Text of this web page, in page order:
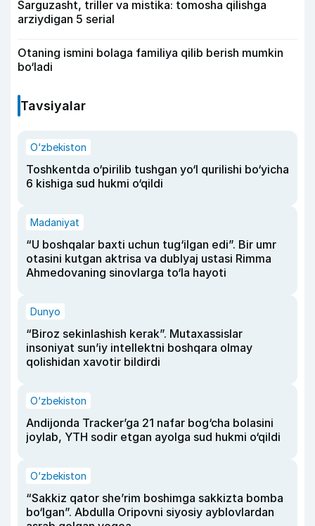
Sarguzasht, triller va mistika: tomosha qilishga
arziydigan 5 serial
Otaning ismini bolaga familiya qilib berish mumkin
bo‘ladi
Tavsiyalar
O‘zbekiston
Toshkentda o‘pirilib tushgan yo‘l qurilishi bo‘yicha
6 kishiga sud hukmi o‘qildi
Madaniyat
“U boshqalar baxti uchun tug‘ilgan edi”. Bir umr
otasini kutgan aktrisa va dublyaj ustasi Rimma
Ahmedovaning sinovlarga to‘la hayoti
Dunyo
“Biroz sekinlashish kerak”. Mutaxassislar
insoniyat sun’iy intellektni boshqara olmay
qolishidan xavotir bildirdi
O‘zbekiston
Andijonda Tracker’ga 21 nafar bog‘cha bolasini
joylab, YTH sodir etgan ayolga sud hukmi o‘qildi
O‘zbekiston
“Sakkiz qator she’rim boshimga sakkizta bomba
bo‘lgan”. Abdulla Oripovni siyosiy ayblovlardan